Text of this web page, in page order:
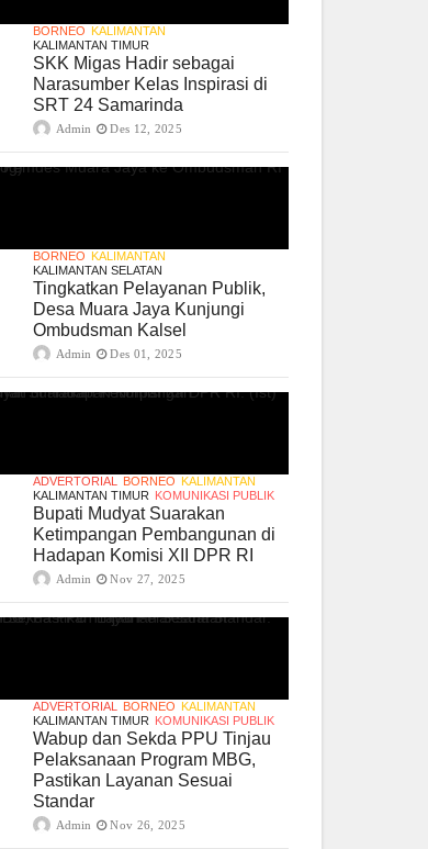
BORNEO KALIMANTAN
KALIMANTAN TIMUR
SKK Migas Hadir sebagai
Narasumber Kelas Inspirasi di
SRT 24 Samarinda
Admin Des 12, 2025
BORNEO KALIMANTAN
KALIMANTAN SELATAN
Tingkatkan Pelayanan Publik,
Desa Muara Jaya Kunjungi
Ombudsman Kalsel
Admin Des 01, 2025
ADVERTORIAL BORNEO KALIMANTAN
KALIMANTAN TIMUR KOMUNIKASI PUBLIK
Bupati Mudyat Suarakan
Ketimpangan Pembangunan di
Hadapan Komisi XII DPR RI
Admin Nov 27, 2025
ADVERTORIAL BORNEO KALIMANTAN
KALIMANTAN TIMUR KOMUNIKASI PUBLIK
Wabup dan Sekda PPU Tinjau
Pelaksanaan Program MBG,
Pastikan Layanan Sesuai
Standar
Admin Nov 26, 2025